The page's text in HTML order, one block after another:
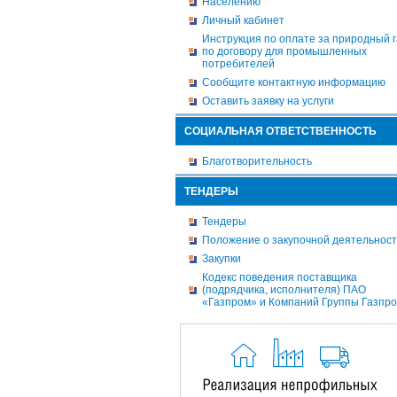
Личный кабинет
Инструкция по оплате за природный
по договору для промышленных
потребителей
Сообщите контактную информацию
Оставить заявку на услуги
СОЦИАЛЬНАЯ ОТВЕТСТВЕННОСТЬ
Благотворительность
ТЕНДЕРЫ
Тендеры
Положение о закупочной
Закупки
Кодекс поведения поставщика
(подрядчика, исполнителя) ПАО
«Газпром» и Компаний Группы